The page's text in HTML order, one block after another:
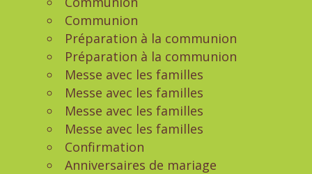
Communion
Préparation à la communion
Préparation à la communion
Messe avec les familles
Messe avec les familles
Messe avec les familles
Messe avec les familles
Confirmation
Anniversaires de mariage